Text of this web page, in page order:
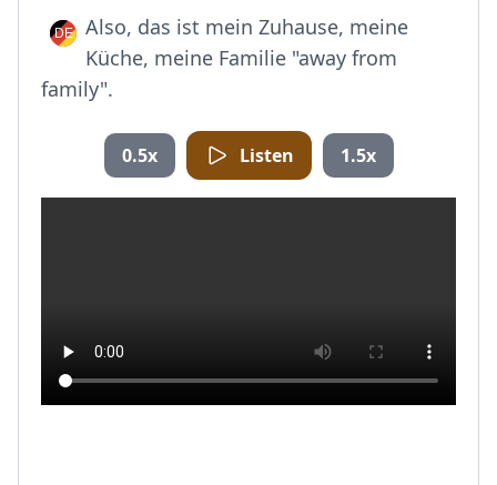
Also, das ist mein Zuhause, meine
Küche, meine Familie "away from
family".
0.5x Listen 1.5x